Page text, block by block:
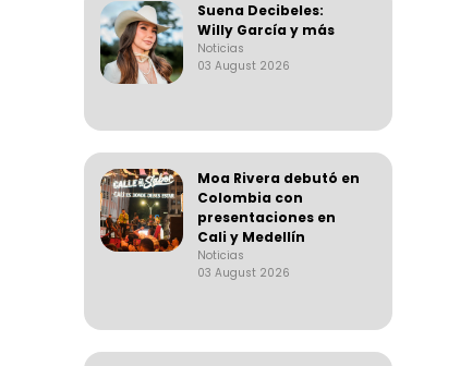
Suena Decibeles:
Willy García y más
Noticias
03 August 2026
Moa Rivera debutó en
Colombia con
presentaciones en
Cali y Medellín
Noticias
03 August 2026